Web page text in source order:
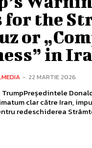
for the
or
in
- 22 MARTIE 2026
clar către Iran,
redeschiderea